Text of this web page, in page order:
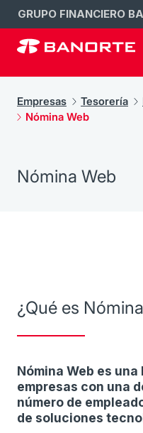
GRUPO FINANCIERO
Empresas Tesorería
Nómina Web
Nómina Web
¿Qué es
Nómina Web es
empresas con una
número de
de soluciones